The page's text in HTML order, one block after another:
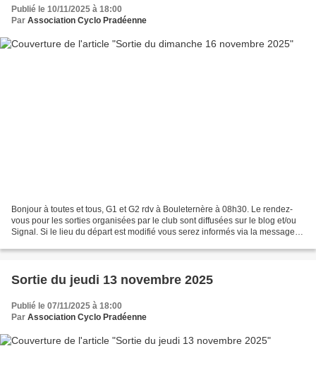
Publié le 10/11/2025 à 18:00
Par Association Cyclo Pradéenne
Bonjour à toutes et tous, G1 et G2 rdv à Bouleternère à 08h30. Le rendez-
vous pour les sorties organisées par le club sont diffusées sur le blog et/ou
Signal. Si le lieu du départ est modifié vous serez informés via la messagerie
Sortie du jeudi 13 novembre 2025
Publié le 07/11/2025 à 18:00
Par Association Cyclo Pradéenne